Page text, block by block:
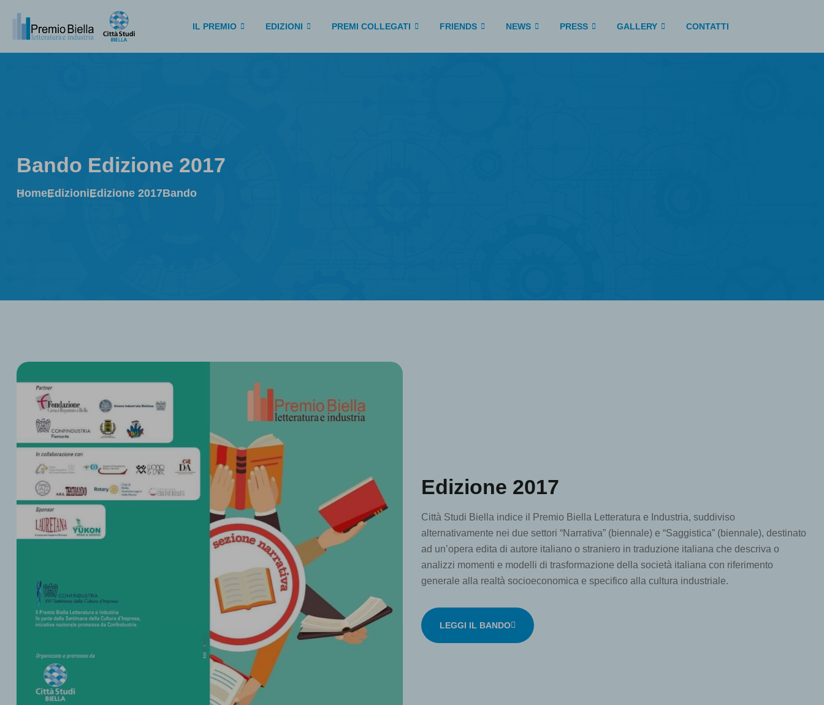
IL PREMIO EDIZIONI PREMI COLLEGATI FRIENDS NEWS PRESS GALLERY CONTATTI
Bando Edizione 2017
HomeEdizioniEdizione 2017Bando
Edizione 2017
Città Studi Biella indice il Premio Biella Letteratura e Industria, suddiviso
alternativamente nei due settori “Narrativa” (biennale) e “Saggistica” (biennale), destinato
ad un’opera edita di autore italiano o straniero in traduzione italiana che descriva o
analizzi momenti e modelli di trasformazione della società italiana con riferimento
generale alla realtà socioeconomica e specifico alla cultura industriale.
LEGGI IL BANDO